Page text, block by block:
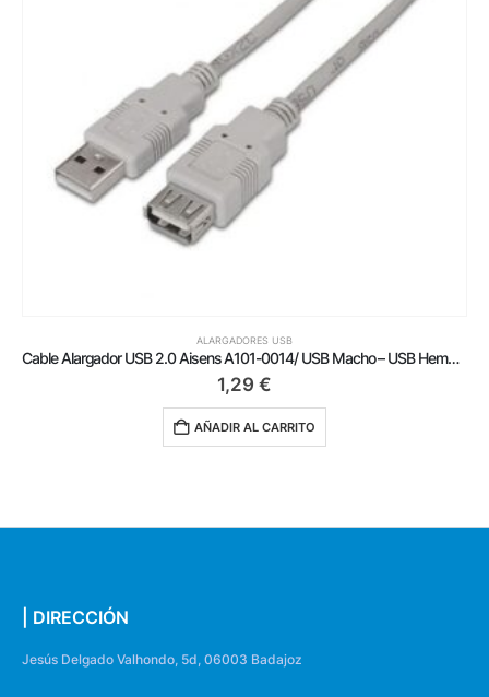
ALARGADORES USB
Cable Alargador USB 2.0 Aisens A101-0014/ USB Macho – USB Hembra/ Hasta 2.5W/ 60Mbps/ 3m/ Beige
1,29 €
AÑADIR AL CARRITO
| DIRECCIÓN
Jesús Delgado Valhondo, 5d, 06003 Badajoz